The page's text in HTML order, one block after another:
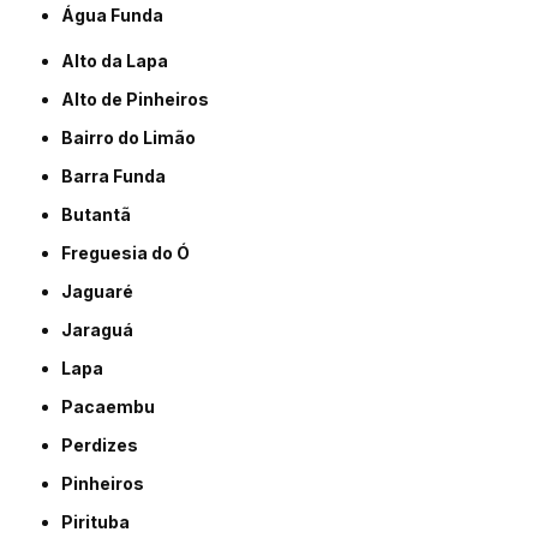
Água Funda
Alto da Lapa
Alto de Pinheiros
Bairro do Limão
Barra Funda
Butantã
Freguesia do Ó
Jaguaré
Jaraguá
Lapa
Pacaembu
Perdizes
Pinheiros
Pirituba